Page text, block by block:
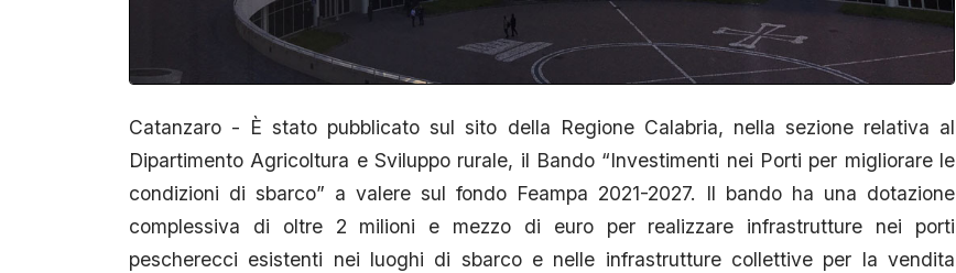
Catanzaro - È stato pubblicato sul sito della Regione Calabria, nella sezione relativa al
Dipartimento Agricoltura e Sviluppo rurale, il Bando “Investimenti nei Porti per migliorare le
condizioni di sbarco” a valere sul fondo Feampa 2021-2027. Il bando ha una dotazione
complessiva di oltre 2 milioni e mezzo di euro per realizzare infrastrutture nei porti
pescherecci esistenti nei luoghi di sbarco e nelle infrastrutture collettive per la vendita